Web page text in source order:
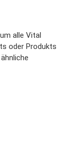
alle Vital
oder Produkts